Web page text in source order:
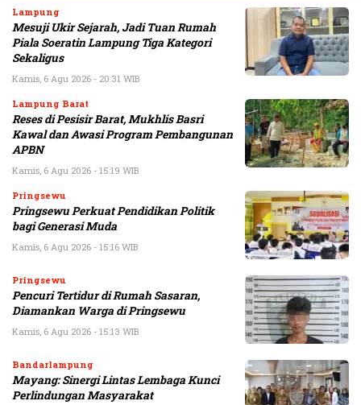
Lampung
Mesuji Ukir Sejarah, Jadi Tuan Rumah
Piala Soeratin Lampung Tiga Kategori
Sekaligus
Kamis, 6 Agu 2026 - 20:31 WIB
Lampung Barat
Reses di Pesisir Barat, Mukhlis Basri
Kawal dan Awasi Program Pembangunan
APBN
Kamis, 6 Agu 2026 - 15:19 WIB
Pringsewu
Pringsewu Perkuat Pendidikan Politik
bagi Generasi Muda
Kamis, 6 Agu 2026 - 15:16 WIB
Pringsewu
Pencuri Tertidur di Rumah Sasaran,
Diamankan Warga di Pringsewu
Kamis, 6 Agu 2026 - 15:13 WIB
Bandarlampung
Mayang: Sinergi Lintas Lembaga Kunci
Perlindungan Masyarakat